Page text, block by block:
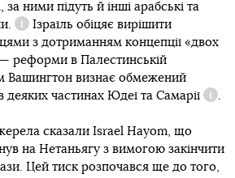
за ними підуть й інші арабські та
Довідка
Ізраїль обіцяє вирішити
з дотриманням концепції «двох
реформи в Палестинській
Вашингтон визнає обмежений
деяких частинах Юдеї та Самарії .
сказали Israel Hayom, що
на Нетаньягу з вимогою закінчити
Цей тиск розпочався ще до того,